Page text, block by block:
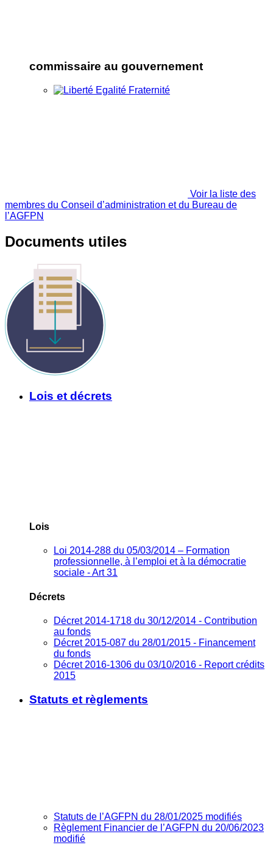
commissaire au gouvernement
Voir la liste des
membres du Conseil d’administration et du Bureau de
l’AGFPN
Documents utiles
Lois et décrets
Lois
Loi 2014-288 du 05/03/2014 – Formation
professionnelle, à l’emploi et à la démocratie
sociale - Art 31
Décrets
Décret 2014-1718 du 30/12/2014 - Contribution
au fonds
Décret 2015-087 du 28/01/2015 - Financement
du fonds
Décret 2016-1306 du 03/10/2016 - Report crédits
2015
Statuts et règlements
Statuts de l’AGFPN du 28/01/2025 modifiés
Règlement Financier de l’AGFPN du 20/06/2023
modifié